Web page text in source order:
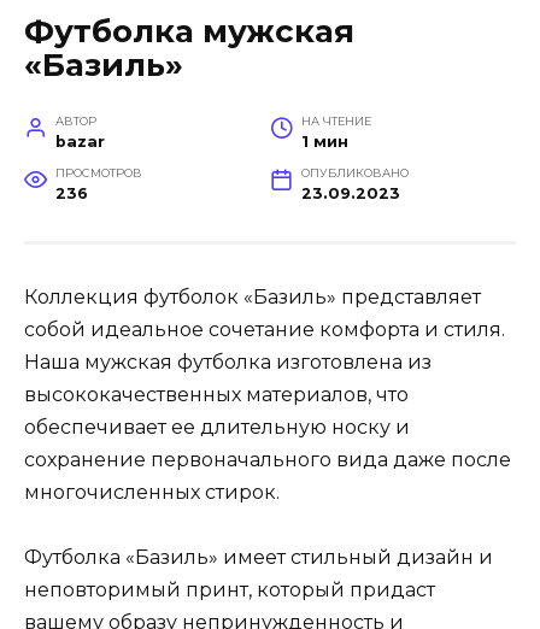
Футболка мужская
«Базиль»
АВТОР
bazar
НА ЧТЕНИЕ
1 мин
ПРОСМОТРОВ
236
ОПУБЛИКОВАНО
23.09.2023
Коллекция футболок «Базиль» представляет
собой идеальное сочетание комфорта и стиля.
Наша мужская футболка изготовлена из
высококачественных материалов, что
обеспечивает ее длительную носку и
сохранение первоначального вида даже после
многочисленных стирок.
Футболка «Базиль» имеет стильный дизайн и
неповторимый принт, который придаст
вашему образу непринужденность и